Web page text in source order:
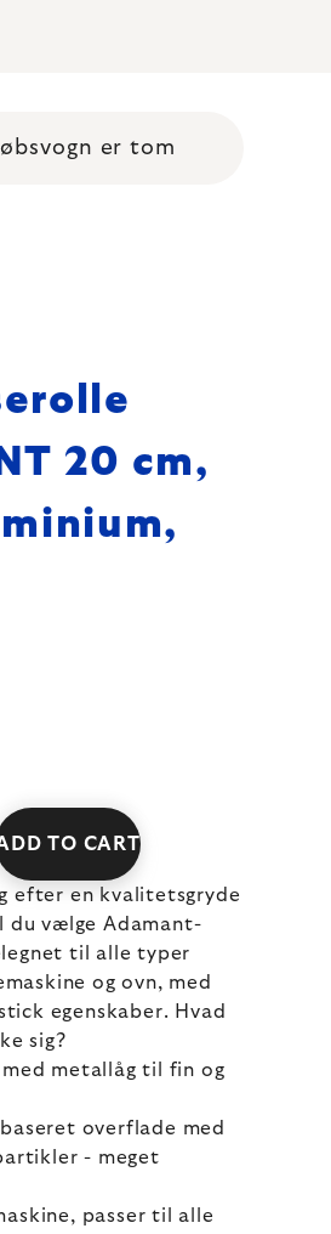
Shopping cart
er tom
20 cm,
TO CART
efter en kvalitetsgryde
du vælge Adamant-
til alle typer
og ovn, med
egenskaber. Hvad
sig?
med metallåg til fin og
overflade med
- meget
passer til alle